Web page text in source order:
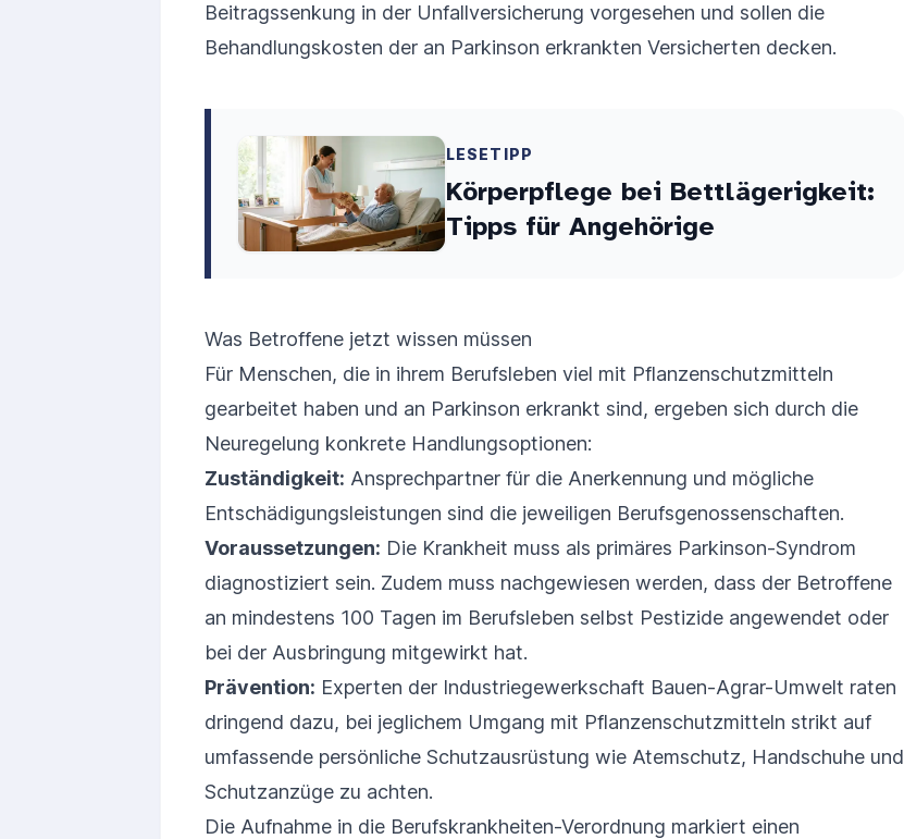
Beitragssenkung in der Unfallversicherung vorgesehen und sollen die
Behandlungskosten der an Parkinson erkrankten Versicherten decken.
LESETIPP
Körperpflege bei Bettlägerigkeit:
Tipps für Angehörige
Was Betroffene jetzt wissen müssen
Für Menschen, die in ihrem Berufsleben viel mit Pflanzenschutzmitteln
gearbeitet haben und an Parkinson erkrankt sind, ergeben sich durch die
Neuregelung konkrete Handlungsoptionen:
Zuständigkeit: Ansprechpartner für die Anerkennung und mögliche
Entschädigungsleistungen sind die jeweiligen Berufsgenossenschaften.
Voraussetzungen: Die Krankheit muss als primäres Parkinson-Syndrom
diagnostiziert sein. Zudem muss nachgewiesen werden, dass der Betroffene
an mindestens 100 Tagen im Berufsleben selbst Pestizide angewendet oder
bei der Ausbringung mitgewirkt hat.
Prävention: Experten der Industriegewerkschaft Bauen-Agrar-Umwelt raten
dringend dazu, bei jeglichem Umgang mit Pflanzenschutzmitteln strikt auf
umfassende persönliche Schutzausrüstung wie Atemschutz, Handschuhe und
Schutzanzüge zu achten.
Die Aufnahme in die Berufskrankheiten-Verordnung markiert einen